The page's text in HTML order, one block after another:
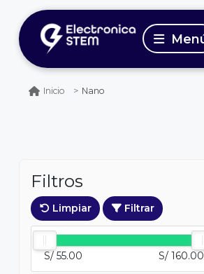
Inicio Nano
Filtros
Limpiar Filtrar
S/ 55.00 S/ 160.00